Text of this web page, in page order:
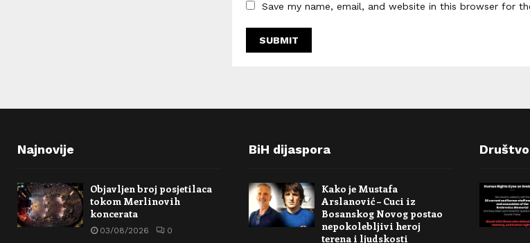
Save my name, email, and website in this browser for
Najnovije
Objavljen broj posjetilaca
tokom Merlinovih
koncerata
03/08/2026 0
BiH dijaspora
Kako je Mustafa
Arslanović – Cuci iz
Bosanskog Novog postao
nepokolebljivi heroj
terena i ljudskosti
Društvo